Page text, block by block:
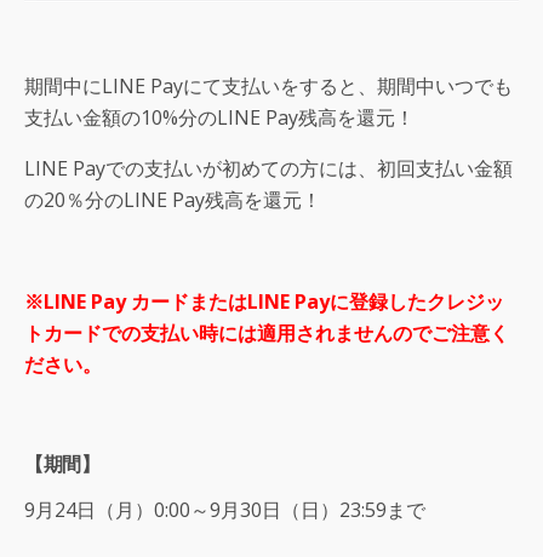
期間中にLINE Payにて支払いをすると、期間中いつでも
支払い金額の10%分のLINE Pay残高を還元！
LINE Payでの支払いが初めての方には、初回支払い金額
の20％分のLINE Pay残高を還元！
※LINE Pay カードまたはLINE Payに登録したクレジッ
トカードでの支払い時には適用されませんのでご注意く
ださい。
【期間】
9月24日（月）0:00～9月30日（日）23:59まで